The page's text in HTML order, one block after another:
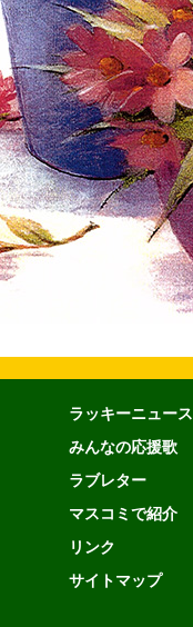
ラッキーニュース
みんなの応援歌
ラブレター
マスコミで紹介
リンク
サイトマップ